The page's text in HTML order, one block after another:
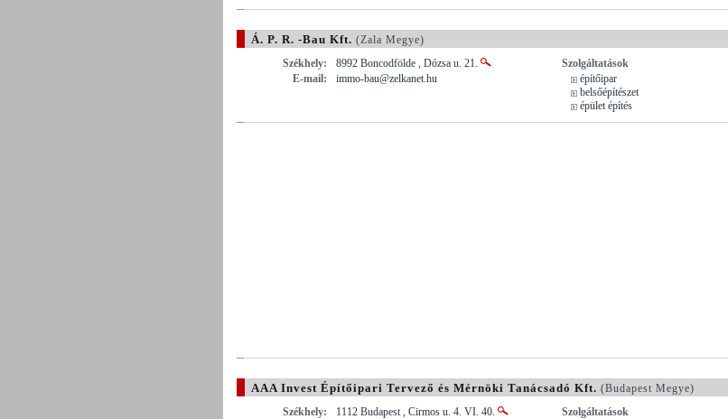
Á. P. R. -Bau Kft. (Zala Megye)
Székhely:
8992 Boncodfölde , Dózsa u. 21.
E-mail:
immo-bau@zelkanet.hu
Szolgáltatások
építőipar
belsőépítészet
épület építés
AAA Invest Építőipari Tervező és Mérnöki Tanácsadó Kft. (Budapest Megye)
Székhely:
1112 Budapest , Cirmos u. 4. VI. 40.
Szolgáltatások